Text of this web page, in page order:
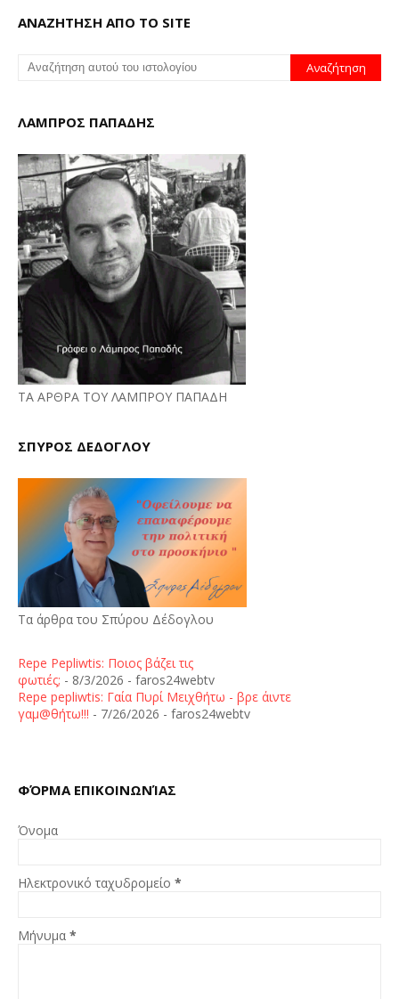
ΑΝΑΖΗΤΗΣΗ ΑΠΟ ΤΟ SITE
ΛΑΜΠΡΟΣ ΠΑΠΑΔΗΣ
ΤΑ ΑΡΘΡΑ ΤΟΥ ΛΑΜΠΡΟΥ ΠΑΠΑΔΗ
ΣΠΥΡΟΣ ΔΕΔΟΓΛΟΥ
Τα άρθρα του Σπύρου Δέδογλου
Repe Pepliwtis: Ποιος βάζει τις
φωτιές; - 8/3/2026 - faros24webtv
Repe pepliwtis: Γαία Πυρί Μειχθήτω - βρε άιντε
γαμ@θήτω!!! - 7/26/2026 - faros24webtv
ΦΌΡΜΑ ΕΠΙΚΟΙΝΩΝΊΑΣ
Όνομα
Ηλεκτρονικό ταχυδρομείο *
Μήνυμα *